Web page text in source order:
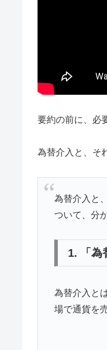
要約の前に、必
為替介入と、そ
為替介入と
ついて、分
1. 「為
為替介入と
場で通貨を